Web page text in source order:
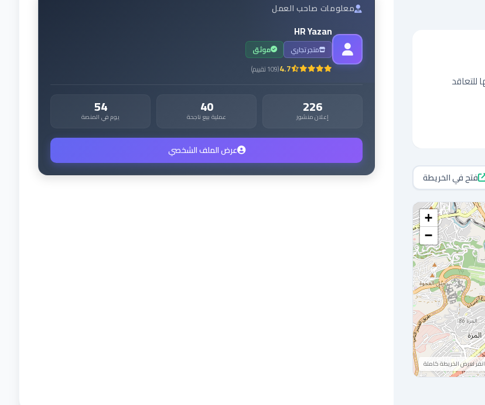
فتح في الخريطة
+
−
انقر لعرض الخريطة كاملة
معلومات صاحب العمل
HR Yazan
متجر تجاري موثق
4.7
(
109تقييم)
226
إعلان منشور 40
عملية بيع ناجحة 54
يوم في المنصة
عرض الملف الشخصي